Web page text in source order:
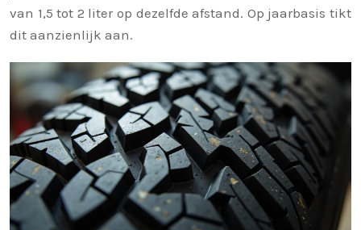
van 1,5 tot 2 liter op dezelfde afstand. Op jaarbasis tikt
dit aanzienlijk aan.